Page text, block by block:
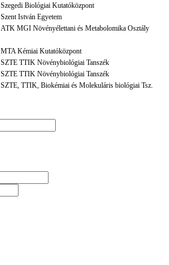
Szegedi Biológiai Kutatóközpont
Szent István Egyetem
ATK MGI Növényélettani és Metabolomika Osztály
MTA Kémiai Kutatóközpont
SZTE TTIK Növénybiológiai Tanszék
SZTE TTIK Növénybiológiai Tanszék
SZTE, TTIK, Biokémiai és Molekuláris biológiai Tsz.